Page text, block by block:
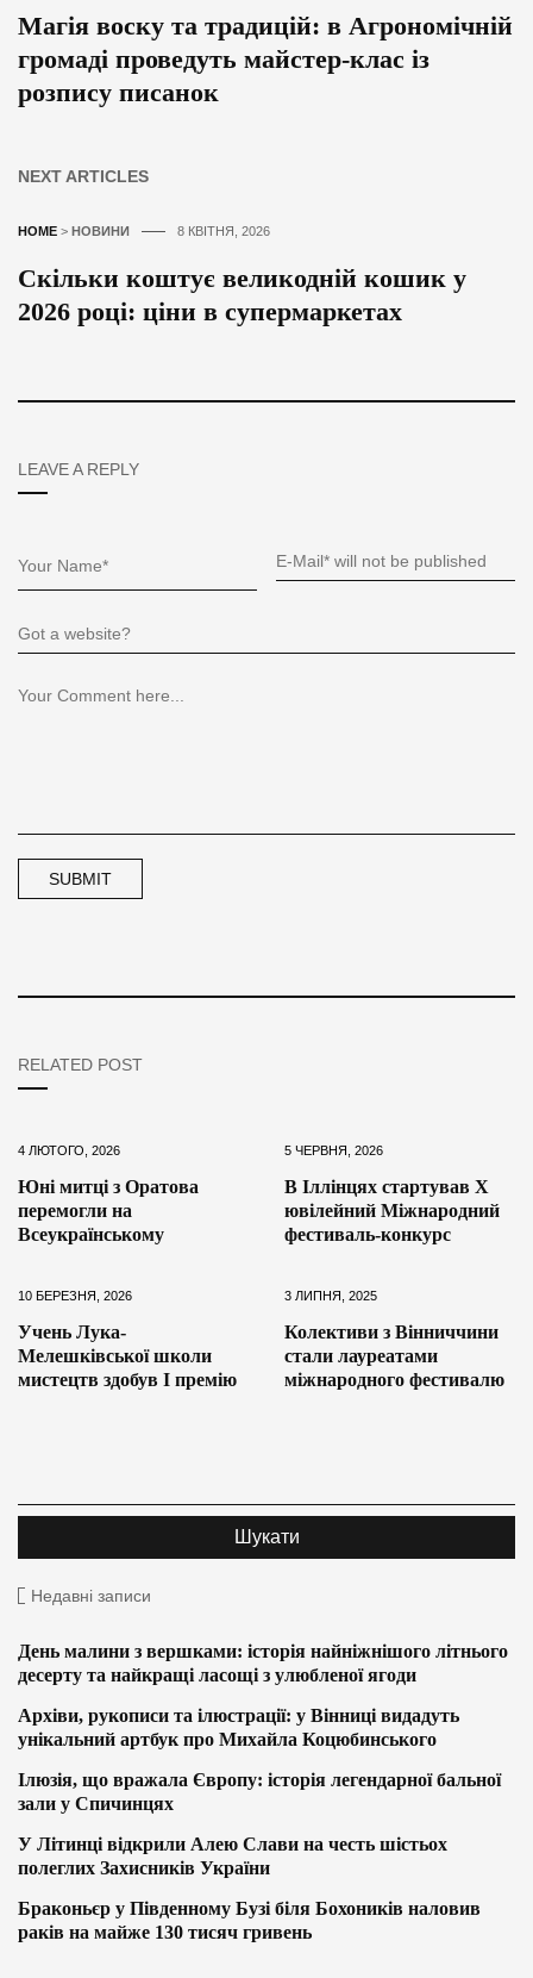
Магія воску та традицій: в Агрономічній
громаді проведуть майстер-клас із
розпису писанок
NEXT ARTICLES
HOME > НОВИНИ 8 КВІТНЯ, 2026
Скільки коштує великодній кошик у
2026 році: ціни в супермаркетах
LEAVE A REPLY
RELATED POST
4 ЛЮТОГО, 2026
Юні митці з Оратова
перемогли на
Всеукраїнському
5 ЧЕРВНЯ, 2026
В Іллінцях стартував Х
ювілейний Міжнародний
фестиваль-конкурс
10 БЕРЕЗНЯ, 2026
Учень Лука-
Мелешківської школи
мистецтв здобув І премію
3 ЛИПНЯ, 2025
Колективи з Вінниччини
стали лауреатами
міжнародного фестивалю
Недавні записи
День малини з вершками: історія найніжнішого літнього
десерту та найкращі ласощі з улюбленої ягоди
Архіви, рукописи та ілюстрації: у Вінниці видадуть
унікальний артбук про Михайла Коцюбинського
Ілюзія, що вражала Європу: історія легендарної бальної
зали у Спичинцях
У Літинці відкрили Алею Слави на честь шістьох
полеглих Захисників України
Браконьєр у Південному Бузі біля Бохоників наловив
раків на майже 130 тисяч гривень